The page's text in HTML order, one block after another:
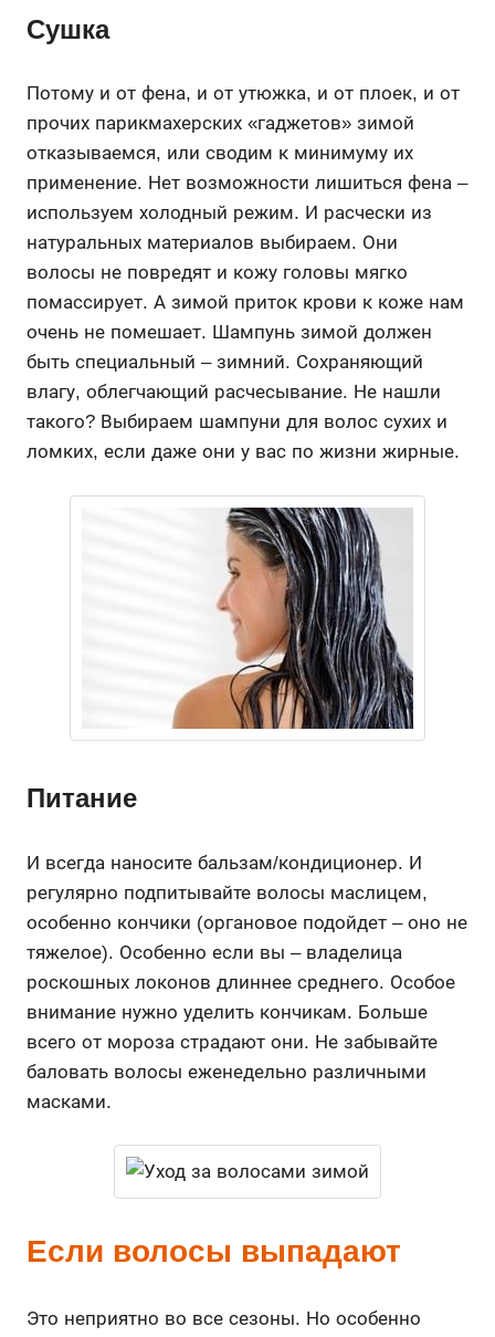
Сушка
Потому и от фена, и от утюжка, и от плоек, и от
прочих парикмахерских «гаджетов» зимой
отказываемся, или сводим к минимуму их
применение. Нет возможности лишиться фена –
используем холодный режим. И расчески из
натуральных материалов выбираем. Они
волосы не повредят и кожу головы мягко
помассирует. А зимой приток крови к коже нам
очень не помешает. Шампунь зимой должен
быть специальный – зимний. Сохраняющий
влагу, облегчающий расчесывание. Не нашли
такого? Выбираем шампуни для волос сухих и
ломких, если даже они у вас по жизни жирные.
Питание
И всегда наносите бальзам/кондиционер. И
регулярно подпитывайте волосы маслицем,
особенно кончики (органовое подойдет – оно не
тяжелое). Особенно если вы – владелица
роскошных локонов длиннее среднего. Особое
внимание нужно уделить кончикам. Больше
всего от мороза страдают они. Не забывайте
баловать волосы еженедельно различными
масками.
Если волосы выпадают
Это неприятно во все сезоны. Но особенно